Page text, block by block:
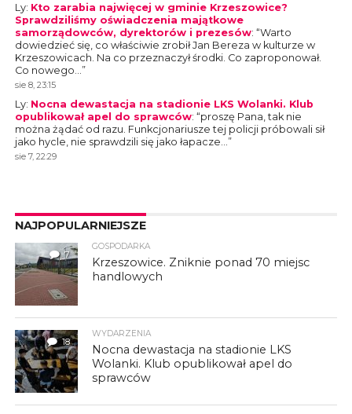
Ly: Kto zarabia najwięcej w gminie Krzeszowice?
Sprawdziliśmy oświadczenia majątkowe
samorządowców, dyrektorów i prezesów: “Warto
dowiedzieć się, co właściwie zrobił Jan Bereza w kulturze w
Krzeszowicach. Na co przeznaczył środki. Co zaproponował.
Co nowego… ”
sie 8, 23:15
Ly: Nocna dewastacja na stadionie LKS Wolanki. Klub
opublikował apel do sprawców: “proszę Pana, tak nie
można żądać od razu. Funkcjonariusze tej policji próbowali sił
jako hycle, nie sprawdzili się jako łapacze… ”
sie 7, 22:29
NAJPOPULARNIEJSZE
7
GOSPODARKA
Krzeszowice. Zniknie ponad 70 miejsc
handlowych
18
WYDARZENIA
Nocna dewastacja na stadionie LKS
Wolanki. Klub opublikował apel do
sprawców